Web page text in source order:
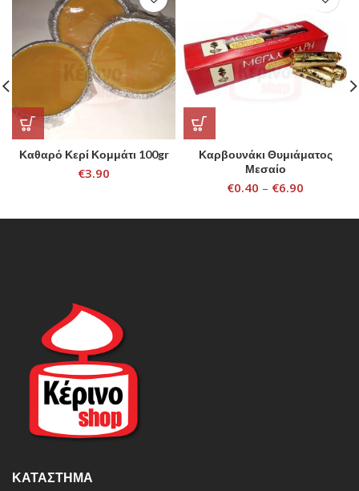
Καθαρό Κερί Κομμάτι 100gr
€3.90
Καρβουνάκι Θυμιάματος
Μεσαίο
€0.40 – €6.90
ΚΑΤΆΣΤΗΜΑ